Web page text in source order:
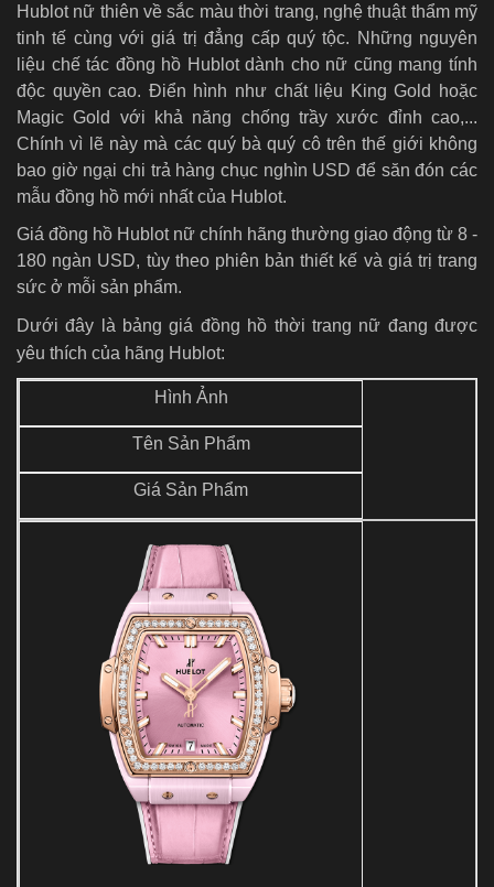
Hublot nữ thiên về sắc màu thời trang, nghệ thuật thẩm mỹ
tinh tế cùng với giá trị đẳng cấp quý tộc. Những nguyên
liệu chế tác đồng hồ Hublot dành cho nữ cũng mang tính
độc quyền cao. Điển hình như chất liệu King Gold hoặc
Magic Gold với khả năng chống trầy xước đỉnh cao,...
Chính vì lẽ này mà các quý bà quý cô trên thế giới không
bao giờ ngại chi trả hàng chục nghìn USD để săn đón các
mẫu đồng hồ mới nhất của Hublot.
Giá đồng hồ Hublot nữ chính hãng thường giao động từ 8 -
180 ngàn USD, tùy theo phiên bản thiết kế và giá trị trang
sức ở mỗi sản phẩm.
Dưới đây là bảng giá đồng hồ thời trang nữ đang được
yêu thích của hãng Hublot:
Hình Ảnh
Tên Sản Phẩm
Giá Sản Phẩm